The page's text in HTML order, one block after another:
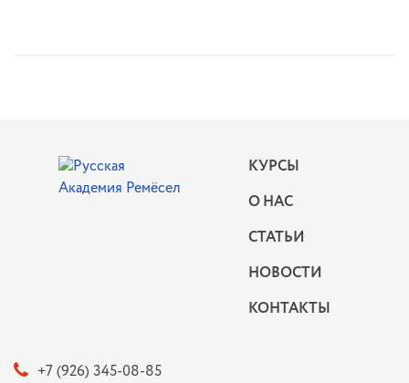
КУРСЫ
О НАС
СТАТЬИ
НОВОСТИ
КОНТАКТЫ
+7 (926) 345-08-85